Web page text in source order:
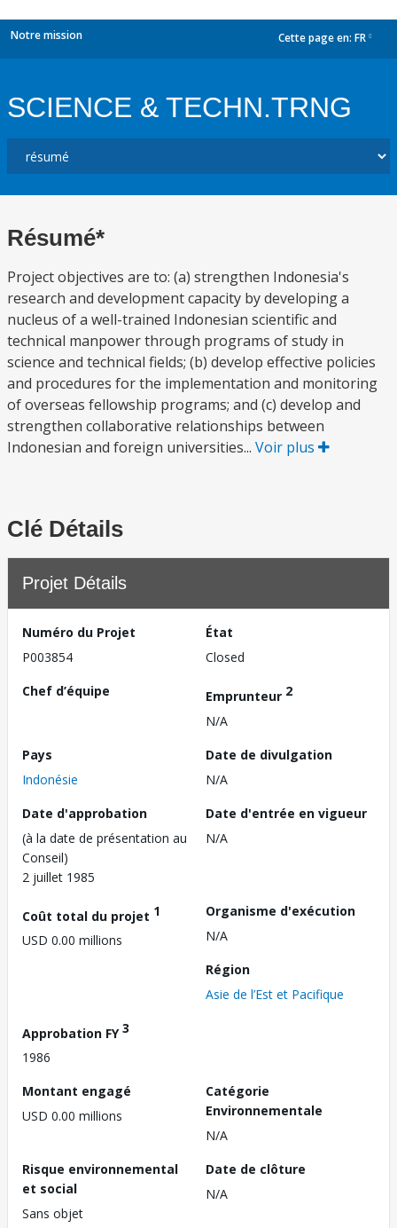
Notre mission Cette page en: FR
SCIENCE & TECHN.TRNG
Résumé*
Project objectives are to: (a) strengthen Indonesia's
research and development capacity by developing a
nucleus of a well-trained Indonesian scientific and
technical manpower through programs of study in
science and technical fields; (b) develop effective policies
and procedures for the implementation and monitoring
of overseas fellowship programs; and (c) develop and
strengthen collaborative relationships between
Indonesian and foreign universities... Voir plus
Clé Détails
Projet Détails
Numéro du Projet
P003854
État
Closed
Chef d’équipe
Emprunteur 2
N/A
Pays
Indonésie
Date de divulgation
N/A
Date d'approbation
(à la date de présentation au
Conseil)
2 juillet 1985
Date d'entrée en vigueur
N/A
Coût total du projet 1
USD 0.00 millions
Organisme d'exécution
N/A
Région
Asie de l’Est et Pacifique
Approbation FY3
1986
Montant engagé
USD 0.00 millions
Catégorie
Environnementale
N/A
Risque environnemental
et social
Sans objet
Date de clôture
N/A